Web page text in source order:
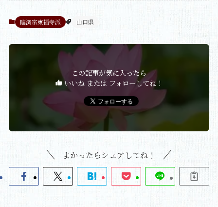
臨済宗東福寺派 山口県
この記事が気に入ったら
いいね または フォローしてね！
よかったらシェアしてね！